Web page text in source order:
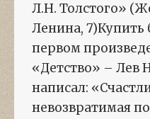
Л.Н. Толстого»
Ленина, 7)Купить
первом
«Детство» – Лев
написал:
невозвратимая